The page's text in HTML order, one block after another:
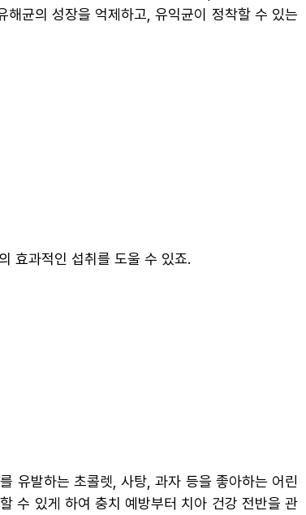
균의 성장을 억제하고, 유익균이 정착할 수 있는
효과적인 섭취를 도울 수 있죠.
유발하는 초콜렛, 사탕, 과자 등을 좋아하는 어린
수 있게 하여 충치 예방부터 치아 건강 전반을 관